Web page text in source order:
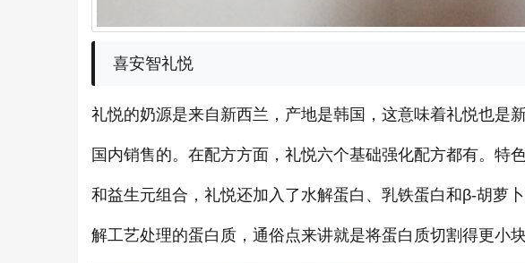
喜安智礼悦
礼悦的奶源是来自新西兰，产地是韩国，这意味着礼悦也是
国内销售的。在配方方面，礼悦六个基础强化配方都有。特
和益生元组合，礼悦还加入了水解蛋白、乳铁蛋白和β-胡萝
解工艺处理的蛋白质，通俗点来讲就是将蛋白质切割得更小